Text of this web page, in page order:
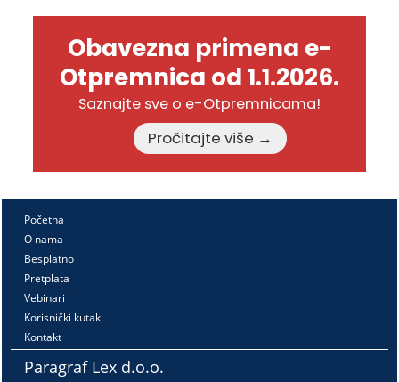
Obavezna primena e-
Otpremnica od 1.1.2026.
Saznajte sve o e-Otpremnicama!
Pročitajte više →
Početna
O nama
Besplatno
Pretplata
Vebinari
Korisnički kutak
Kontakt
Paragraf Lex d.o.o.